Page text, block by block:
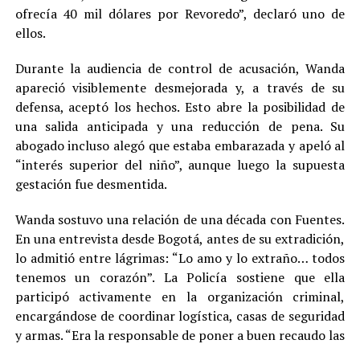
ofrecía 40 mil dólares por Revoredo”, declaró uno de
ellos.
Durante la audiencia de control de acusación, Wanda
apareció visiblemente desmejorada y, a través de su
defensa, aceptó los hechos. Esto abre la posibilidad de
una salida anticipada y una reducción de pena. Su
abogado incluso alegó que estaba embarazada y apeló al
“interés superior del niño”, aunque luego la supuesta
gestación fue desmentida.
Wanda sostuvo una relación de una década con Fuentes.
En una entrevista desde Bogotá, antes de su extradición,
lo admitió entre lágrimas: “Lo amo y lo extraño… todos
tenemos un corazón”. La Policía sostiene que ella
participó activamente en la organización criminal,
encargándose de coordinar logística, casas de seguridad
y armas. “Era la responsable de poner a buen recaudo las